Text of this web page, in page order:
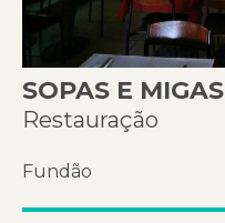
SOPAS E MIGAS
Restauração
Fundão